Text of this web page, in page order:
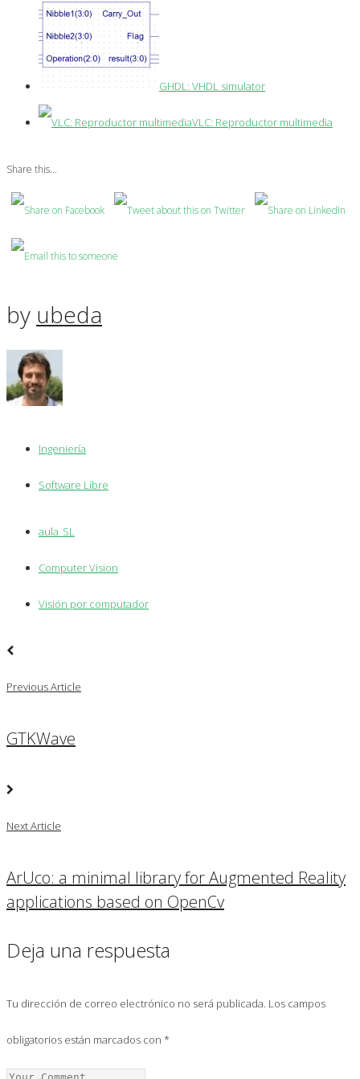
GHDL: VHDL simulator
VLC: Reproductor multimedia
Share this...
by ubeda
Ingeniería
Software Libre
aula_SL
Computer Vision
Visión por computador
Previous Article
GTKWave
Next Article
ArUco: a minimal library for Augmented Reality
applications based on OpenCv
Deja una respuesta
Tu dirección de correo electrónico no será publicada. Los campos
obligatorios están marcados con *